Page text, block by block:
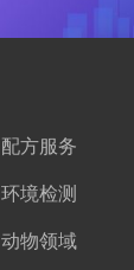
配方服务
环境检测
动物领域